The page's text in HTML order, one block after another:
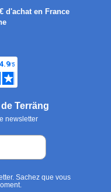
d'achat en France
Terräng
newsletter
Sachez que vous